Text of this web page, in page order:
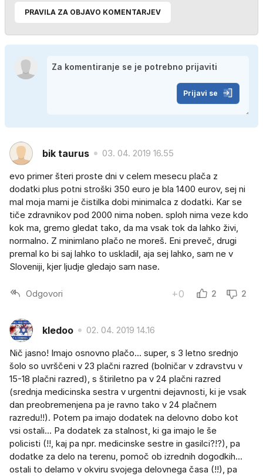
PRAVILA ZA OBJAVO KOMENTARJEV
Prijavi se
bik taurus 03. 04. 2019 16.55
evo primer šteri proste dni v celem mesecu plača z
dodatki plus potni stroški 350 euro je bla 1400 eurov, sej ni
mal moja mami je čistilka dobi minimalca z dodatki. Kar se
tiče zdravnikov pod 2000 nima noben. sploh nima veze kdo
kok ma, gremo gledat tako, da ma vsak tok da lahko živi,
normalno. Z minimlano plačo ne moreš. Eni preveč, drugi
premal ko bi saj lahko to uskladil, aja sej lahko, sam ne v
Sloveniji, kjer ljudje gledajo sam nase.
Odgovori +0 2 2
kledoo 02. 04. 2019 14.16
Nič jasno! Imajo osnovno plačo... super, s 3 letno srednjo
šolo so uvrščeni v 23 plačni razred (bolničar v zdravstvu v
15-18 plačni razred), s štiriletno pa v 24 plačni razred
(srednja medicinska sestra v urgentni dejavnosti, ki je vsak
dan preobremenjena pa je ravno tako v 24 plačnem
razredu!!). Potem pa imajo dodatek na delovno dobo kot
vsi ostali... Pa dodatek za stalnost, ki ga imajo le še
policisti (!!, kaj pa npr. medicinske sestre in gasilci?!?), pa
dodatke za delo na terenu, pomoč ob izrednih dogodkih...
ostali to delamo v okviru svojega delovnega časa (!!), pa